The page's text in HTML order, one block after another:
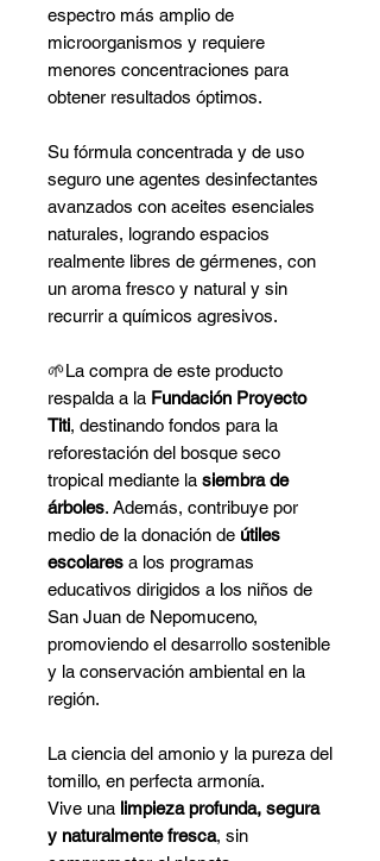
espectro más amplio de
microorganismos y requiere
menores concentraciones para
obtener resultados óptimos.
Su fórmula concentrada y de uso
seguro une agentes desinfectantes
avanzados con aceites esenciales
naturales, logrando espacios
realmente libres de gérmenes, con
un aroma fresco y natural y sin
recurrir a químicos agresivos.
🌱La compra de este producto
respalda a la Fundación Proyecto
Titi, destinando fondos para la
reforestación del bosque seco
tropical mediante la siembra de
árboles. Además, contribuye por
medio de la donación de útiles
escolares a los programas
educativos dirigidos a los niños de
San Juan de Nepomuceno,
promoviendo el desarrollo sostenible
y la conservación ambiental en la
región.
La ciencia del amonio y la pureza del
tomillo, en perfecta armonía.
Vive una limpieza profunda, segura
y naturalmente fresca, sin